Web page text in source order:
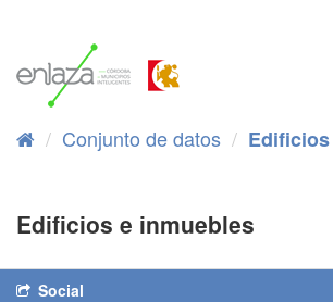
Conjunto de datos
Edificios e inmuebles
Social